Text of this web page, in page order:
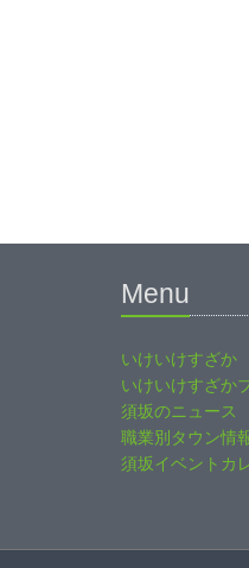
Menu
いけいけすざか
いけいけすざか
須坂のニュース
職業別タウン情
須坂イベントカ